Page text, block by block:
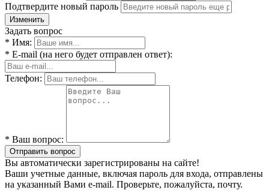
Подтвердите новый пароль
Изменить
Задать вопрос
* Имя:
* E-mail (на него будет отправлен ответ):
Телефон:
* Ваш вопрос:
Отправить вопрос
Вы автоматически зарегистрированы на сайте!
Ваши учетные данные, включая пароль для входа, отправлены
на указанный Вами e-mail. Проверьте, пожалуйста, почту.